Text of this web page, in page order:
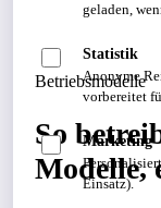
Betriebsmodelle
So
Modelle,
geladen,
Statistik
Anonyme
vorbereitet
Marketing
Einsatz).